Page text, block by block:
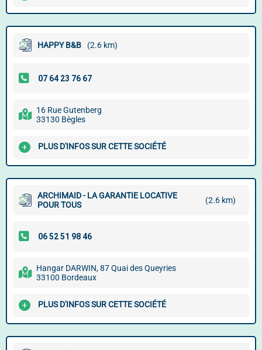
HAPPY B&B (2.6 km)
16 Rue Gutenberg
33130 Bègles
PLUS D'INFOS SUR CETTE SOCIÉTÉ
ARCHIMAID - LA GARANTIE LOCATIVE
POUR TOUS
(2.6 km)
Hangar DARWIN, 87 Quai des Queyries
33100 Bordeaux
PLUS D'INFOS SUR CETTE SOCIÉTÉ